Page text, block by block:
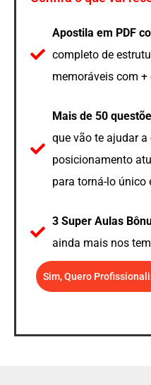
Apostila em PDF
completo de
memoráveis com +
Mais de 50
que vão te ajudar a
posicionamento
para torná-lo único
3 Super Aulas
ainda mais nos
Sim, Quero